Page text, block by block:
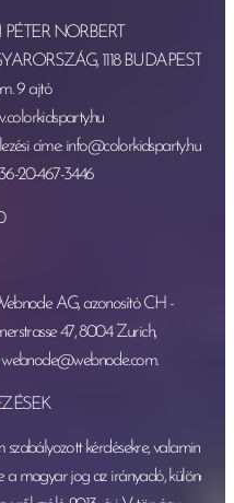
NORBERT
1118 BUDAPEST 11
9 ajtó
címe: info@colorkidsparty.hu
20-467-3446
AG, azonosító CH -
47, 8004 Zurich,
kérdésekre, valamint
magyar jog az irányadó, különös